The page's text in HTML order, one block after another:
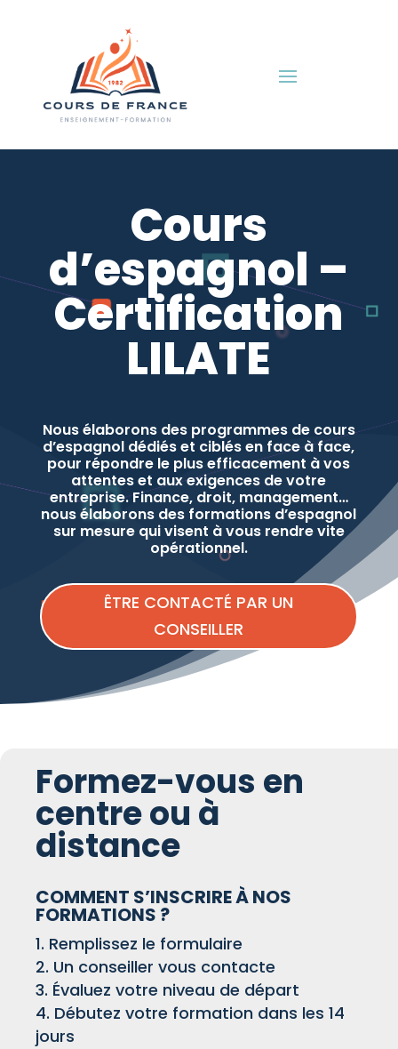
Cours
d’espagnol –
Certification
LILATE
Nous élaborons des programmes de cours
d’espagnol dédiés et ciblés en face à face,
pour répondre le plus efficacement à vos
attentes et aux exigences de votre
entreprise. Finance, droit, management…
nous élaborons des formations d’espagnol
sur mesure qui visent à vous rendre vite
opérationnel.
ÊTRE CONTACTÉ PAR UN
CONSEILLER
Formez-vous en
centre ou à
distance
COMMENT S’INSCRIRE À NOS
FORMATIONS ?
Remplissez le formulaire
Un conseiller vous contacte
Évaluez votre niveau de départ
Débutez votre formation dans les 14
jours